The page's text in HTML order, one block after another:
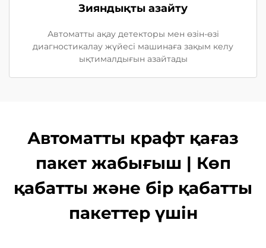
Зияндықты азайту
Автоматты ақау детекторы мен өзін-өзі
диагностикалау жүйесі машинаға зақым келу
ықтималдығын азайтады
Автоматты крафт қағаз
пакет жабығыш | Көп
қабатты және бір қабатты
пакеттер үшін